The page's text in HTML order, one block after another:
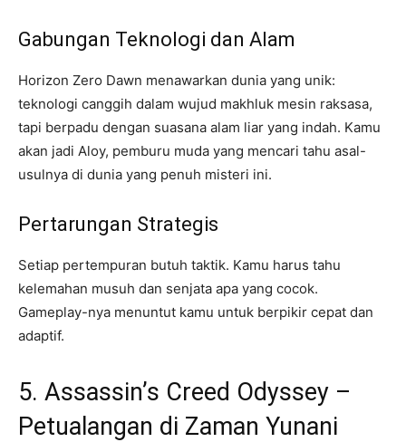
Gabungan Teknologi dan Alam
Horizon Zero Dawn menawarkan dunia yang unik:
teknologi canggih dalam wujud makhluk mesin raksasa,
tapi berpadu dengan suasana alam liar yang indah. Kamu
akan jadi Aloy, pemburu muda yang mencari tahu asal-
usulnya di dunia yang penuh misteri ini.
Pertarungan Strategis
Setiap pertempuran butuh taktik. Kamu harus tahu
kelemahan musuh dan senjata apa yang cocok.
Gameplay-nya menuntut kamu untuk berpikir cepat dan
adaptif.
5. Assassin’s Creed Odyssey –
Petualangan di Zaman Yunani